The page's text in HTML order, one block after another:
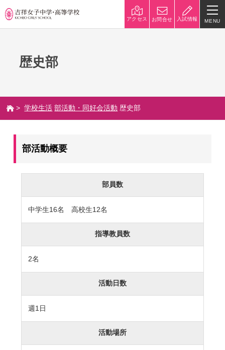
アクセス お問合せ 入試情報 MENU
校長挨拶
八王子キャンパス 学校規模
祥美会（保護者の会）・淑美
吉祥での学び
補習・教養講座・公開講座・
図書館教育
歴史部
>学校生活 部活動・同好会活動 歴史部
部活動概要
部員数
中学生16名 高校生12名
指導教員数
2名
活動日数
週1日
活動場所